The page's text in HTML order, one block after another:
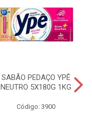
SABÃO PEDAÇO YPÊ
NEUTRO 5X180G 1KG
Código: 3900